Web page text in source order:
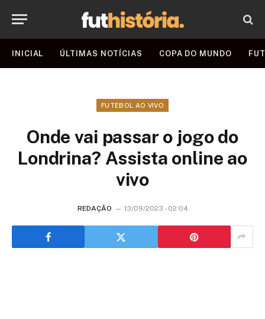
INICIAL ÚLTIMAS NOTÍCIAS COPA DO MUNDO
FUTEBOL AO VIVO
Onde vai passar o jogo do
Londrina? Assista online ao
vivo
REDAÇÃO 13/09/2023 - 02:04